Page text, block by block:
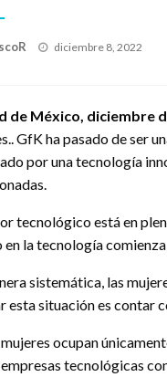
Publicado
diciembre 8, 2022
de México, diciembre
GfK ha pasado de ser
por una tecnología
tecnológico está en
en la tecnología
sistemática, las
esta situación es contar
mujeres ocupan
empresas tecnológicas